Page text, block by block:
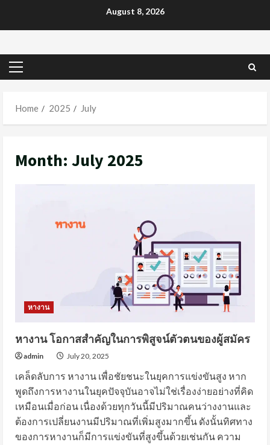
August 8, 2026
Primary
Home
2025 July
Month: July 2025
หางาน
หางาน โอกาสสำคัญในการพิสูจน์ตัวตนของผู้สมัคร
admin July 20, 2025
เคล็ดลับการ หางาน เพื่อชัยชนะในยุคการแข่งขันสูง หาก
พูดถึงการหางานในยุคปัจจุบันอาจไม่ใช่เรื่องง่ายอย่างที่คิด
เหมือนเมื่อก่อน เนื่องด้วยทุกวันนี้มีปริมาณคนว่างงานและ
ต้องการเปลี่ยนงานมีปริมาณที่เพิ่มสูงมากขึ้น ดังนั้นทิศทาง
ของการหางานก็มีการแข่งขันที่สูงขึ้นด้วยเช่นกัน ความ